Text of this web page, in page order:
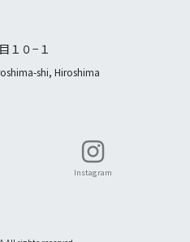
１０−１
shi, Hiroshima
Instagram